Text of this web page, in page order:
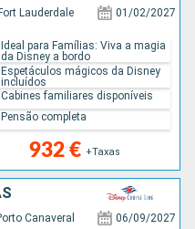
Fort Lauderdale 01/02/2027
932 € +Taxas
Ideal para Famílias: Viva a magia
da Disney a bordo
Espetáculos mágicos da Disney
incluídos
Cabines familiares disponíveis
Pensão completa
Canaveral 06/09/2027